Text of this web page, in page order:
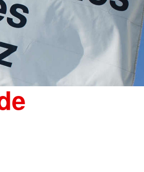
erwachsene
Gesonderte
Betreuung
Suchdienst